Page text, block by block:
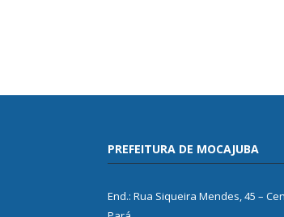
PREFEITURA DE MOCAJUBA
End.: Rua Siqueira Mendes, 45 –